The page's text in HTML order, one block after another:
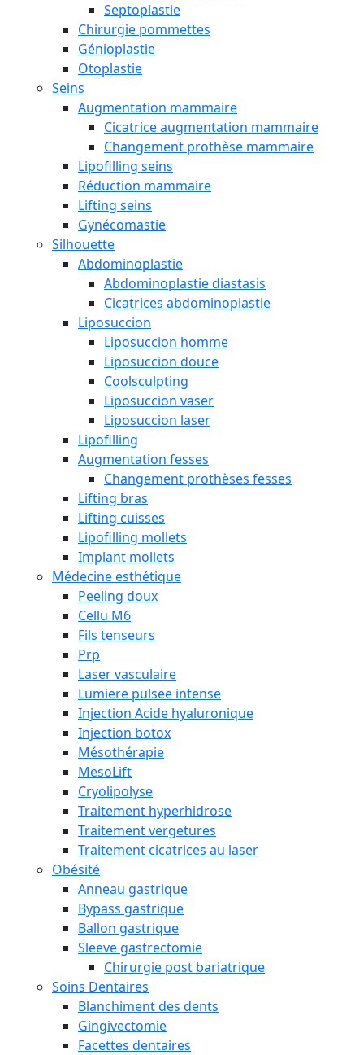
Septoplastie
Chirurgie pommettes
Génioplastie
Otoplastie
Seins
Augmentation mammaire
Cicatrice augmentation mammaire
Changement prothèse mammaire
Lipofilling seins
Réduction mammaire
Lifting seins
Gynécomastie
Silhouette
Abdominoplastie
Abdominoplastie diastasis
Cicatrices abdominoplastie
Liposuccion
Liposuccion homme
Liposuccion douce
Coolsculpting
Liposuccion vaser
Liposuccion laser
Lipofilling
Augmentation fesses
Changement prothèses fesses
Lifting bras
Lifting cuisses
Lipofilling mollets
Implant mollets
Médecine esthétique
Peeling doux
Cellu M6
Fils tenseurs
Prp
Laser vasculaire
Lumiere pulsee intense
Injection Acide hyaluronique
Injection botox
Mésothérapie
MesoLift
Cryolipolyse
Traitement hyperhidrose
Traitement vergetures
Traitement cicatrices au laser
Obésité
Anneau gastrique
Bypass gastrique
Ballon gastrique
Sleeve gastrectomie
Chirurgie post bariatrique
Soins Dentaires
Blanchiment des dents
Gingivectomie
Facettes dentaires